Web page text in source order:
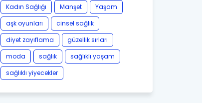
Kadın Sağlığı Manşet
Yaşam
aşk oyunları
cinsel sağlık
diyet zayıflama
güzellik sırları
moda
sağlık
sağlıklı yaşam
sağlıklı yiyecekler